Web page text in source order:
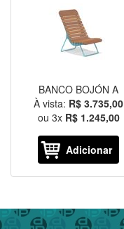
BANCO BOJÓN A
À vista: R$ 3.735,00
ou 3x R$ 1.245,00
Adicionar